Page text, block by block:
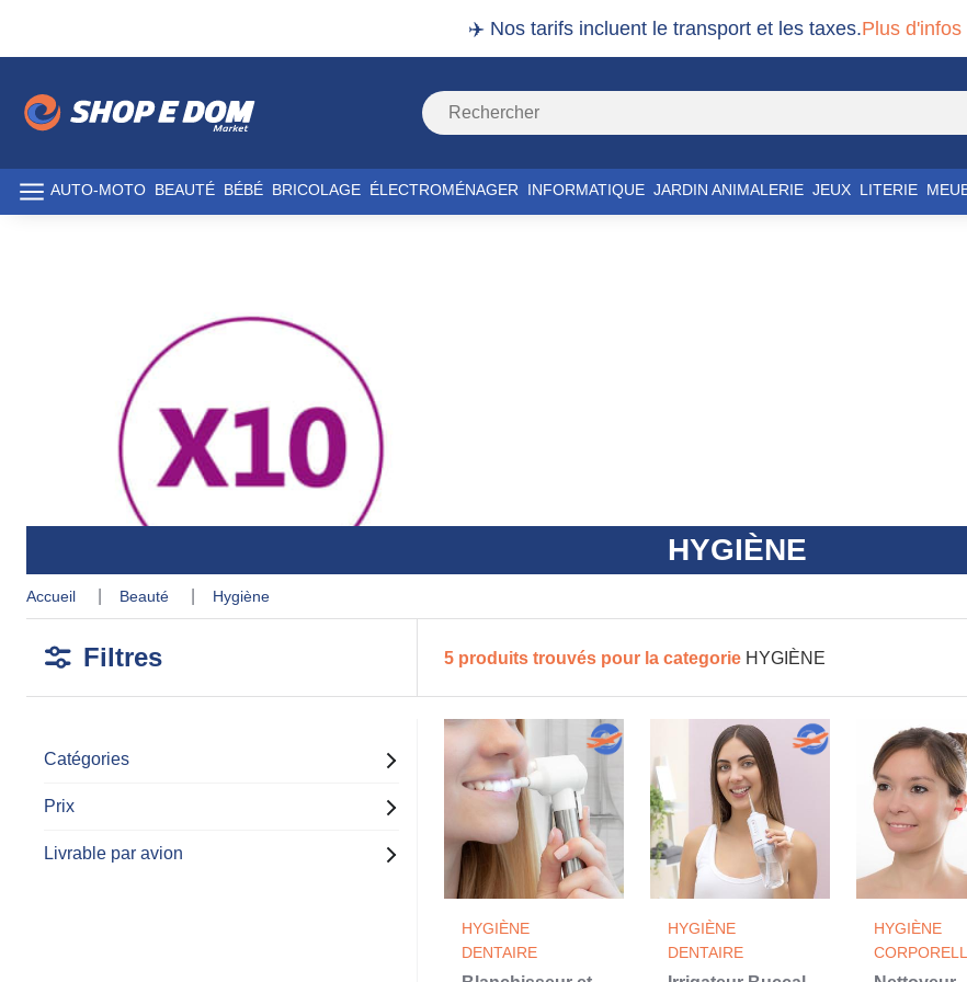
✈️ Nos tarifs incluent le transport et les taxes.Plus d'infos
AUTO-MOTO BEAUTÉ BÉBÉ BRICOLAGE ÉLECTROMÉNAGER INFORMATIQUE JARDIN ANIMALERIE JEUX LITERIE
HYGIÈNE
accueil beauté hygiène
Filtres 5 produits trouvés pour la categorie HYGIÈNE
Catégories
Prix
Livrable par avion
HYGIÈNE
DENTAIRE
HYGIÈNE
DENTAIRE
HYGIÈNE